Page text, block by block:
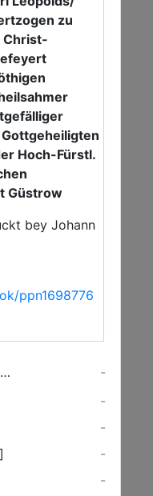
zu
Christ-
Hoch-Fürstl.
Güstrow
bey Johann
ppn1698776
Kurtze Nachricht/ welcher massen das zweyte Evangelisch-Lutherische Jubel-Fest auff ... Verordnung des ... Herrn Carl Leopolds/ Regierenden Hertzogen zu Mecklenburg ... Christ-andächtig soll gefeyert werden/ zum nöthigen Unterricht und heilsahmer Erweckung Gottgefälliger Andacht denen Gottgeheiligten Gemeinden in der Hoch-Fürstl. Mecklenburgischen Residentz-Stadt Güstrow
-
-
-
-
-